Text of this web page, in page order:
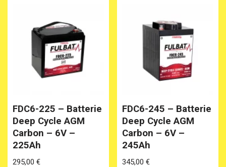
FDC6-225 – Batterie
Deep Cycle AGM
Carbon – 6V –
225Ah
295,00 €
FDC6-245 – Batterie
Deep Cycle AGM
Carbon – 6V –
245Ah
345,00€